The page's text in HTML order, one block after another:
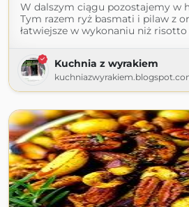
W dalszym ciągu pozostajemy w
Tym razem ryż basmati i pilaw z
łatwiejsze w wykonaniu niż risotto
Kuchnia z wyrakiem